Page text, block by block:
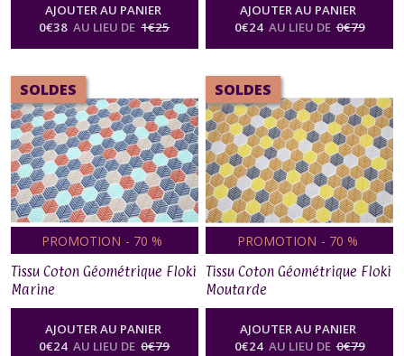
AJOUTER AU PANIER
0€38 AU LIEU DE 1€25
AJOUTER AU PANIER
0€24 AU LIEU DE 0€79
SOLDES
PROMOTION - 70 %
Tissu Coton Géométrique Floki
Marine
AJOUTER AU PANIER
0€24 AU LIEU DE 0€79
SOLDES
PROMOTION - 70 %
Tissu Coton Géométrique Floki
Moutarde
AJOUTER AU PANIER
0€24 AU LIEU DE 0€79